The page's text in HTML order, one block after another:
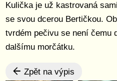
Kulička je už kastrovaná
se svou dcerou Bertičkou.
tvrdém pečivu se není čemu
dalšímu morčátku.
Zpět na výpis